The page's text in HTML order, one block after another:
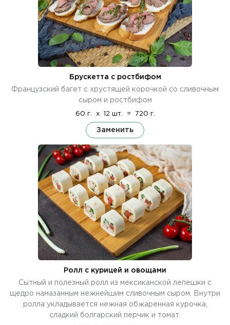
Брускетта с ростбифом
Французский багет с хрустящей корочкой со сливочным
сыром и ростбифом
60 г. x 12 шт. = 720 г.
Заменить
Ролл с курицей и овощами
Сытный и полезный ролл из мексиканской лепешки с
щедро намазанным нежнейшим сливочным сыром. Внутри
ролла укладывается нежная обжаренная курочка,
сладкий болгарский перчик и томат.